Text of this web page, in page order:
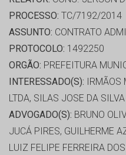
PROCESSO: TC/7192/2014
ASSUNTO: CONTRATO
PROTOCOLO: 1492250
ORGÃO: PREFEITURA
INTERESSADO(S): IRMÃOS
LTDA, SILAS JOSE DA SILVA
ADVOGADO(S): BRUNO
JUCÁ PIRES, GUILHERME
LUIZ FELIPE FERREIRA